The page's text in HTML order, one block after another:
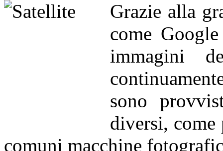
Grazie alla
come
immagini
sono
diversi,
comuni macchine